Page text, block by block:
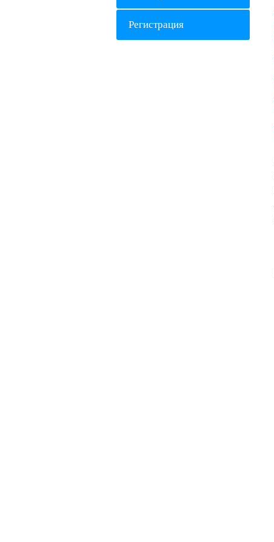
Регистрация